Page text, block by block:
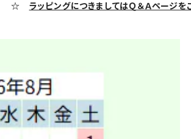
☆ ラッピングにつきましてはＱ＆Ａページを